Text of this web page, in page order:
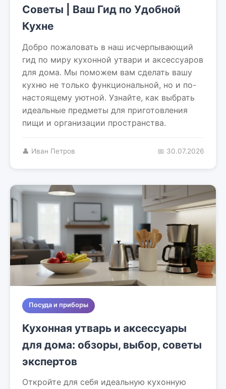
Советы | Ваш Гид по Удобной
Кухне
Добро пожаловать в наш исчерпывающий
гид по миру кухонной утвари и аксессуаров
для дома. Мы поможем вам сделать вашу
кухню не только функциональной, но и по-
настоящему уютной. Узнайте, как выбрать
идеальные предметы для приготовления
пищи и организации пространства.
👤 Иван Петров 📅 30.07.2026
Посуда и приборы
Кухонная утварь и аксессуары
для дома: обзоры, выбор, советы
экспертов
Откройте для себя идеальную кухонную